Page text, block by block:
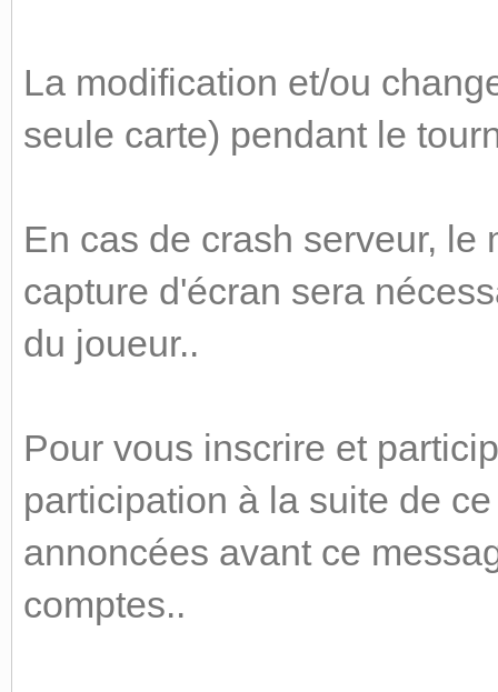
La modification et/ou
seule carte) pendant le
En cas de crash serveur, le
capture d'écran sera
du joueur..
Pour vous inscrire et
participation à la suite de
annoncées avant ce
comptes..